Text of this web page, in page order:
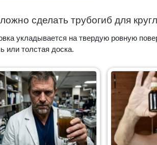
сделать трубогиб для
укладывается на твердую ровную
или толстая доска.